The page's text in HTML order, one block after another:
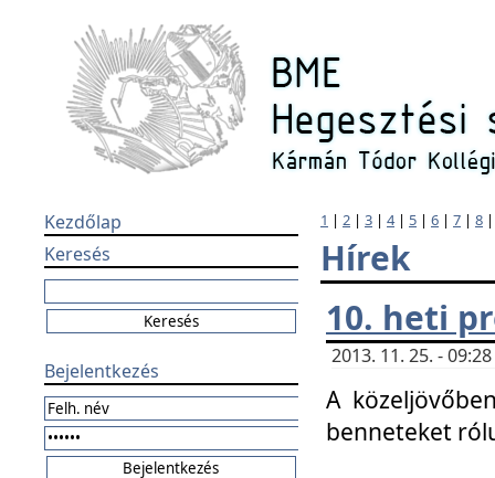
Kezdőlap
Keresés
Bejelentkezés
1 | 2 | 3 | 4| 5 | 6 | 7 | 8
Hírek
10. heti
2013. 11. 25. -
A
benneteket